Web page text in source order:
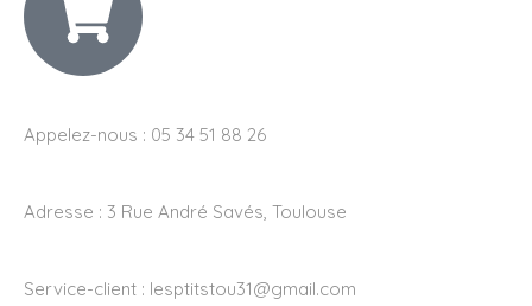
Appelez-nous : 05 34 51 88 26
Adresse : 3 Rue André Savés, Toulouse
Service-client : lesptitstou31@gmail.com